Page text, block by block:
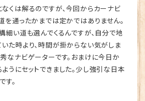
くは解るのですが、今回からカーナビ
を通ったかまでは定かではありません。
細い道も選んでくるんですが、自分で地
た時より、時間が掛からない気がしま
なナビゲーターです。おまけに今日か
うにセットできました。少し強引な日本
す。